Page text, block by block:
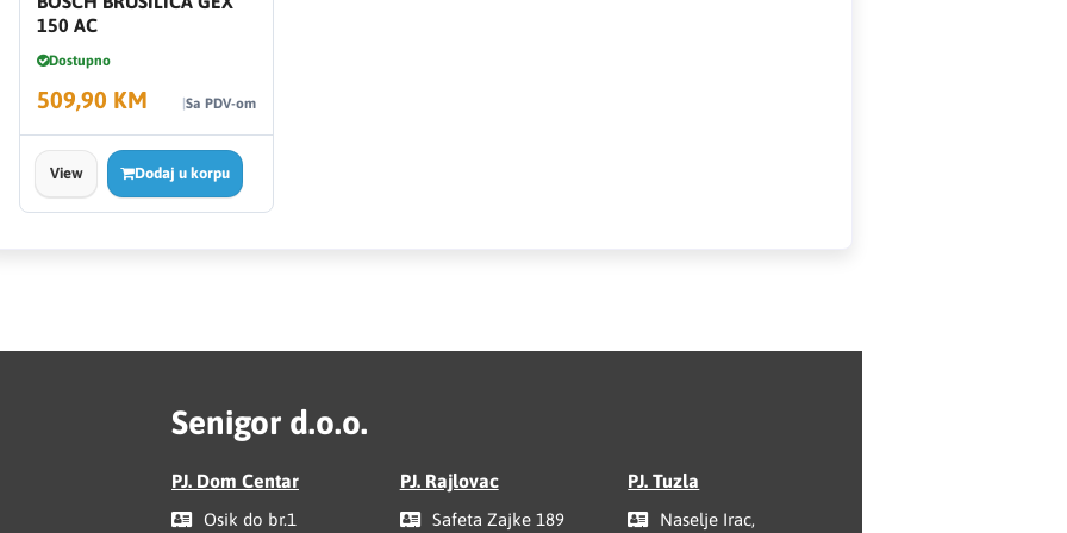
150 AC
Dostupno
509,90 KM Sa PDV-om
View Dodaj u korpu
Senigor d.o.o.
PJ. Dom Centar
Osik do br.1
PJ. Rajlovac
Safeta Zajke 189
PJ. Tuzla
Naselje Irac,